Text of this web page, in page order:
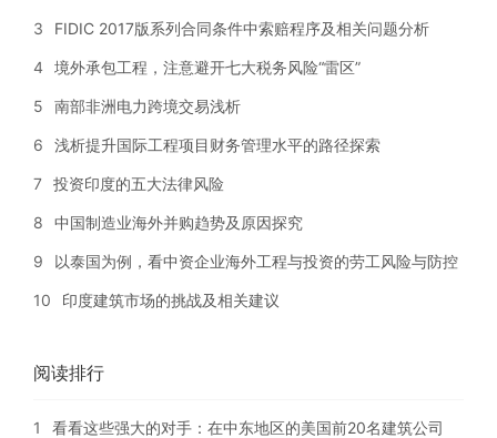
3 FIDIC 2017版系列合同条件中索赔程序及相关问题分析
4 境外承包工程，注意避开七大税务风险“雷区”
5 南部非洲电力跨境交易浅析
6 浅析提升国际工程项目财务管理水平的路径探索
7 投资印度的五大法律风险
8 中国制造业海外并购趋势及原因探究
9 以泰国为例，看中资企业海外工程与投资的劳工风险与防控
10 印度建筑市场的挑战及相关建议
阅读排行
1 看看这些强大的对手：在中东地区的美国前20名建筑公司